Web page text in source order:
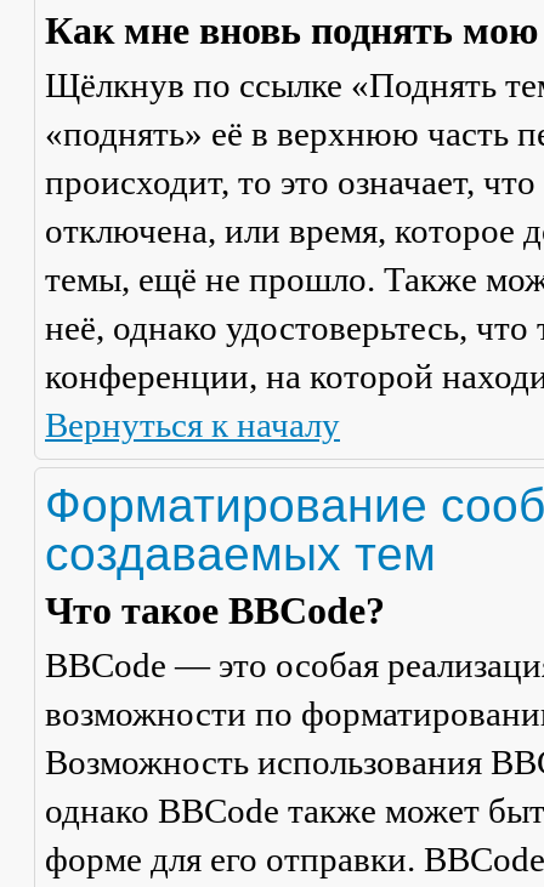
Как мне вновь поднять мою
Щёлкнув по ссылке «Поднять
«поднять» её в верхнюю часть
происходит, то это означает,
отключена, или время, которое
темы, ещё не прошло. Также
неё, однако удостоверьтесь,
конференции, на которой
Вернуться к началу
Форматирование
создаваемых тем
Что такое BBCode?
BBCode — это особая
возможности по
Возможность использования
однако BBCode также может
форме для его отправки.